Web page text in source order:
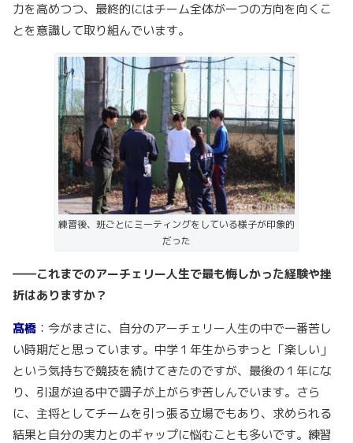
力を高めつつ、最終的にはチーム全体が一つの方向を向くこ
とを意識して取り組んでいます。
練習後、班ごとにミーティングをしている様子が印象的
だった
――これまでのアーチェリー人生で最も悔しかった経験や挫
折はありますか？
髙橋 ：今がまさに、自分のアーチェリー人生の中で一番苦し
い時期だと思っています。中学１年生からずっと「楽しい」
という気持ちで競技を続けてきたのですが、最後の１年にな
り、引退が迫る中で調子が上がらず苦しんでいます。さら
に、主将としてチームを引っ張る立場でもあり、求められる
結果と自分の実力とのギャップに悩むことも多いです。練習